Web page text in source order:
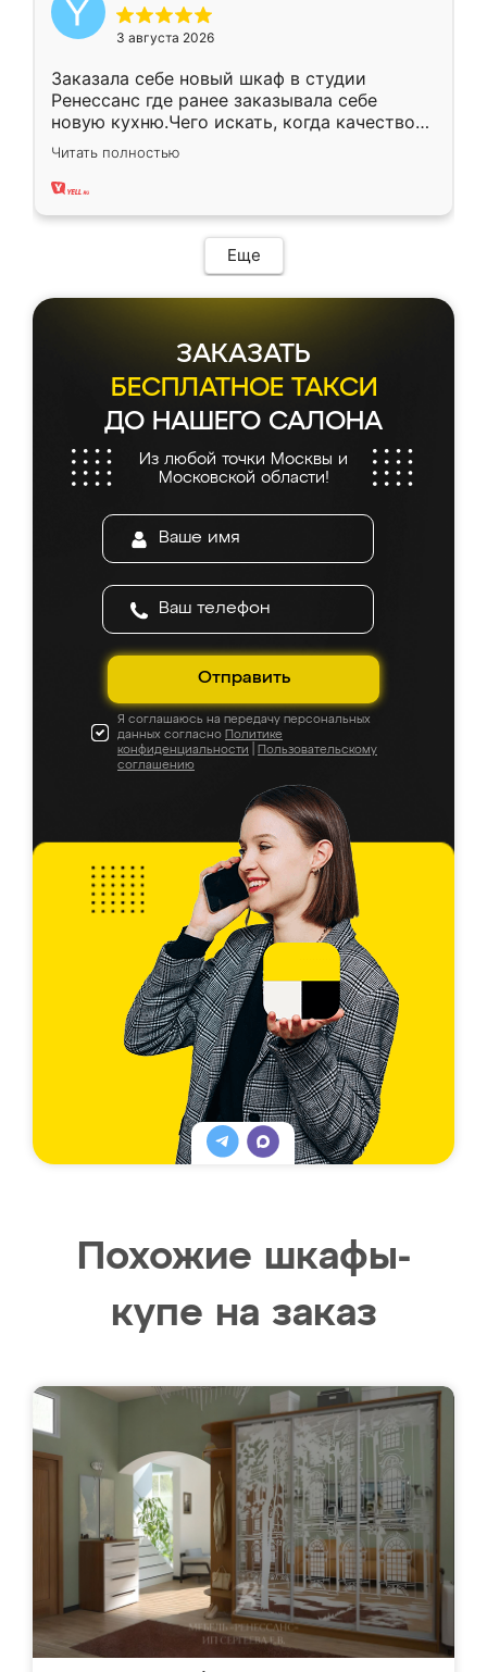
3 августа 2026
Заказала себе новый шкаф в студии
Ренессанс где ранее заказывала себе
новую кухню.Чего искать, когда качеством
вполне довольна. Служит кухня уже почти
два года, нареканий нет.
Читать полностью
Еще
ЗАКАЗАТЬ
БЕСПЛАТНОЕ ТАКСИ
ДО НАШЕГО САЛОНА
Из любой точки Москвы и
Московской области!
Отправить
Я соглашаюсь на передачу персональных
данных согласно Политике
конфиденциальности
Пользовательскому
соглашению
Похожие шкафы-
купе на заказ